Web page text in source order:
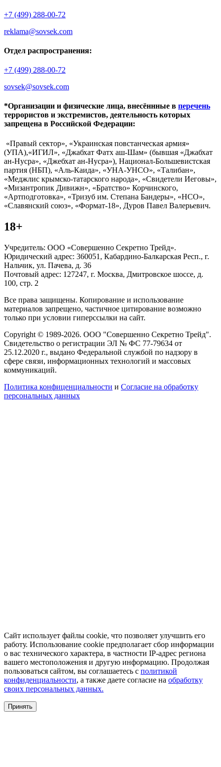
+7 (499) 288-00-72
reklama@sovsek.com
Отдел распространения:
+7 (499) 288-00-72
sovsek@sovsek.com
*Организации и физические лица, внесённные в перечень
террористов и экстремистов, деятельность которых
запрещена в Российской Федерации:
«Правый сектор», «Украинская повстанческая армия»
(УПА),«ИГИЛ», «Джабхат Фатх аш-Шам» (бывшая «Джабхат
ан-Нусра», «Джебхат ан-Нусра»), Национал-Большевистская
партия (НБП), «Аль-Каида», «УНА-УНСО», «Талибан»,
«Меджлис крымско-татарского народа», «Свидетели Иеговы»,
«Мизантропик Дивижн», «Братство» Корчинского,
«Артподготовка», «Тризуб им. Степана Бандеры», «НСО»,
«Славянский союз», «Формат-18», Дуров Павел Валерьевич.
18+
Учредитель: ООО «Совершенно Секретно Трейд».
Юридический адрес: 360051, Кабардино-Балкарская Респ., г.
Нальчик, ул. Пачева, д. 36
Почтовый адрес: 127247, г. Москва, Дмитровское шоссе, д.
100, стр. 2
Все права защищены. Копирование и использование
материалов запрещено, частичное цитирование возможно
только при условии гиперссылки на сайт.
Copyright © 1989-2026. ООО "Совершенно Секретно Трейд".
Свидетельство о регистрации ЭЛ № ФС 77-79634 от
25.12.2020 г., выдано Федеральной службой по надзору в
сфере связи, информационных технологий и массовых
коммуникаций.
Политика конфиценциальности и Согласие на обработку
персональных данных
Сайт использует файлы cookie, что позволяет улучшить его
работу. Использование cookie предполагает сбор информации
о вас технического характера, в частности IP-адрес региона
вашего местоположения и другую информацию. Продолжая
пользоваться сайтом, вы соглашаетесь с политикой
конфиденциальности, а также даете согласие на обработку
своих персональных данных.
Принять